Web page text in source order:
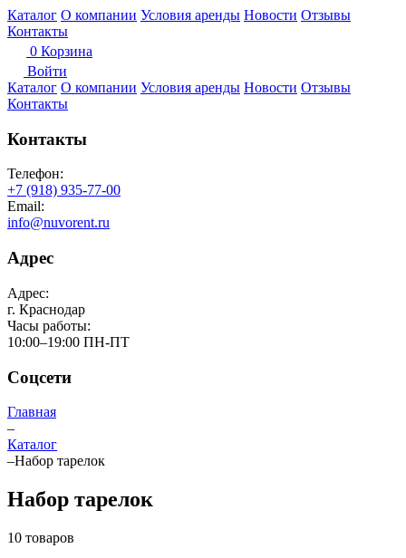
Каталог О компании Условия аренды Новости Отзывы
Контакты
0 Корзина
Войти
Каталог О компании Условия аренды Новости Отзывы
Контакты
Контакты
Телефон:
+7 (918) 935-77-00
Email:
info@nuvorent.ru
Адрес
Адрес:
г. Краснодар
Часы работы:
10:00–19:00 ПН-ПТ
Соцсети
Главная
–
Каталог
–Набор тарелок
Набор тарелок
10 товаров